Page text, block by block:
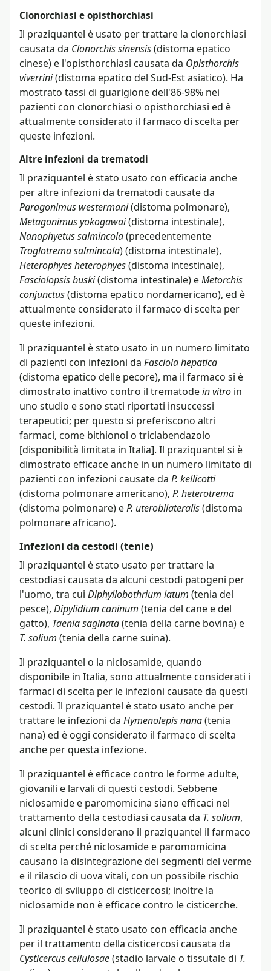
Clonorchiasi e opisthorchiasi
Il praziquantel è usato per trattare la clonorchiasi
causata da Clonorchis sinensis(distoma epatico
cinese) e l'opisthorchiasi causata da Opisthorchis
viverrini(distoma epatico del Sud-Est asiatico). Ha
mostrato tassi di guarigione dell'86-98% nei
pazienti con clonorchiasi o opisthorchiasi ed è
attualmente considerato il farmaco di scelta per
queste infezioni.
Altre infezioni da trematodi
Il praziquantel è stato usato con efficacia anche
per altre infezioni da trematodi causate da
Paragonimus westermani(distoma polmonare),
Metagonimus yokogawai(distoma intestinale),
Nanophyetus salmincola(precedentemente
Troglotrema salmincola) (distoma intestinale),
Heterophyes heterophyes(distoma intestinale),
Fasciolopsis buski(distoma intestinale) eMetorchis
conjunctus(distoma epatico nordamericano), ed è
attualmente considerato il farmaco di scelta per
queste infezioni.
Il praziquantel è stato usato in un numero limitato
di pazienti con infezioni da Fasciola hepatica
(distoma epatico delle pecore), ma il farmaco si è
dimostrato inattivo contro il trematodein vitro in
uno studio e sono stati riportati insuccessi
terapeutici; per questo si preferiscono altri
farmaci, come bithionol o triclabendazolo
[disponibilità limitata in Italia]. Il praziquantel si è
dimostrato efficace anche in un numero limitato di
pazienti con infezioni causate da P. kellicotti
(distoma polmonare americano), P. heterotrema
(distoma polmonare) eP. uterobilateralis(distoma
polmonare africano).
Infezioni da cestodi (tenie)
Il praziquantel è stato usato per trattare la
cestodiasi causata da alcuni cestodi patogeni per
l'uomo, tra cui Diphyllobothrium latum (tenia del
pesce), Dipylidium caninum (tenia del cane e del
gatto), Taenia saginata(tenia della carne bovina) e
T. solium (tenia della carne suina).
Il praziquantel o la niclosamide, quando
disponibile in Italia, sono attualmente considerati i
farmaci di scelta per le infezioni causate da questi
cestodi. Il praziquantel è stato usato anche per
trattare le infezioni da Hymenolepis nana(tenia
nana) ed è oggi considerato il farmaco di scelta
anche per questa infezione.
Il praziquantel è efficace contro le forme adulte,
giovanili e larvali di questi cestodi. Sebbene
niclosamide e paromomicina siano efficaci nel
trattamento della cestodiasi causata da T. solium,
alcuni clinici considerano il praziquantel il farmaco
di scelta perché niclosamide e paromomicina
causano la disintegrazione dei segmenti del verme
e il rilascio di uova vitali, con un possibile rischio
teorico di sviluppo di cisticercosi; inoltre la
niclosamide non è efficace contro le cisticerche.
Il praziquantel è stato usato con efficacia anche
per il trattamento della cisticercosi causata da
Cysticercus cellulosae(stadio larvale o tissutale di T.